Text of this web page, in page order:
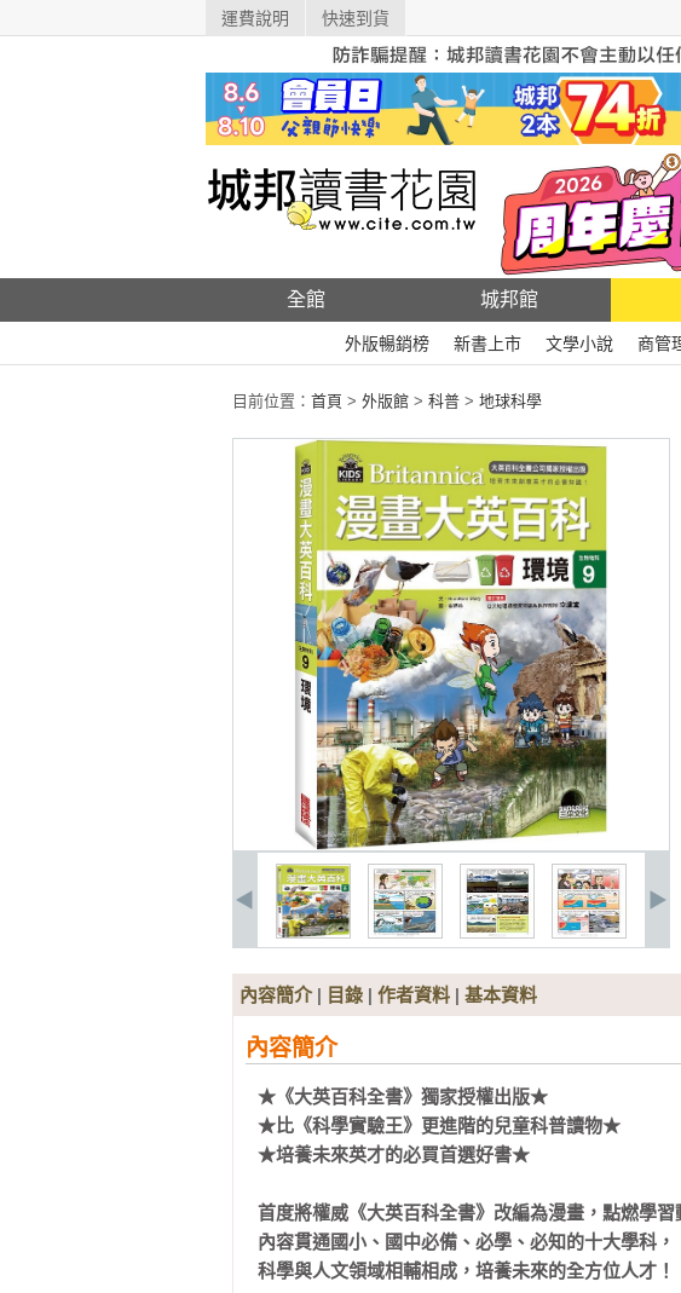
運費說明 快速到貨
全館 城邦館
外版暢銷榜 新書上市 文學小說 商管
目前位置： 首頁 > 外版館 > 科普 > 地球科學
內容簡介| 目錄 | 作者資料 | 基本資料
內容簡介
★《大英百科全書》獨家授權出版★
★比《科學實驗王》更進階的兒童科普讀物★
★培養未來英才的必買首選好書★
首度將權威《大英百科全書》改編為漫畫，點燃學習
內容貫通國小、國中必備、必學、必知的十大學科，
科學與人文領域相輔相成，培養未來的全方位人才！